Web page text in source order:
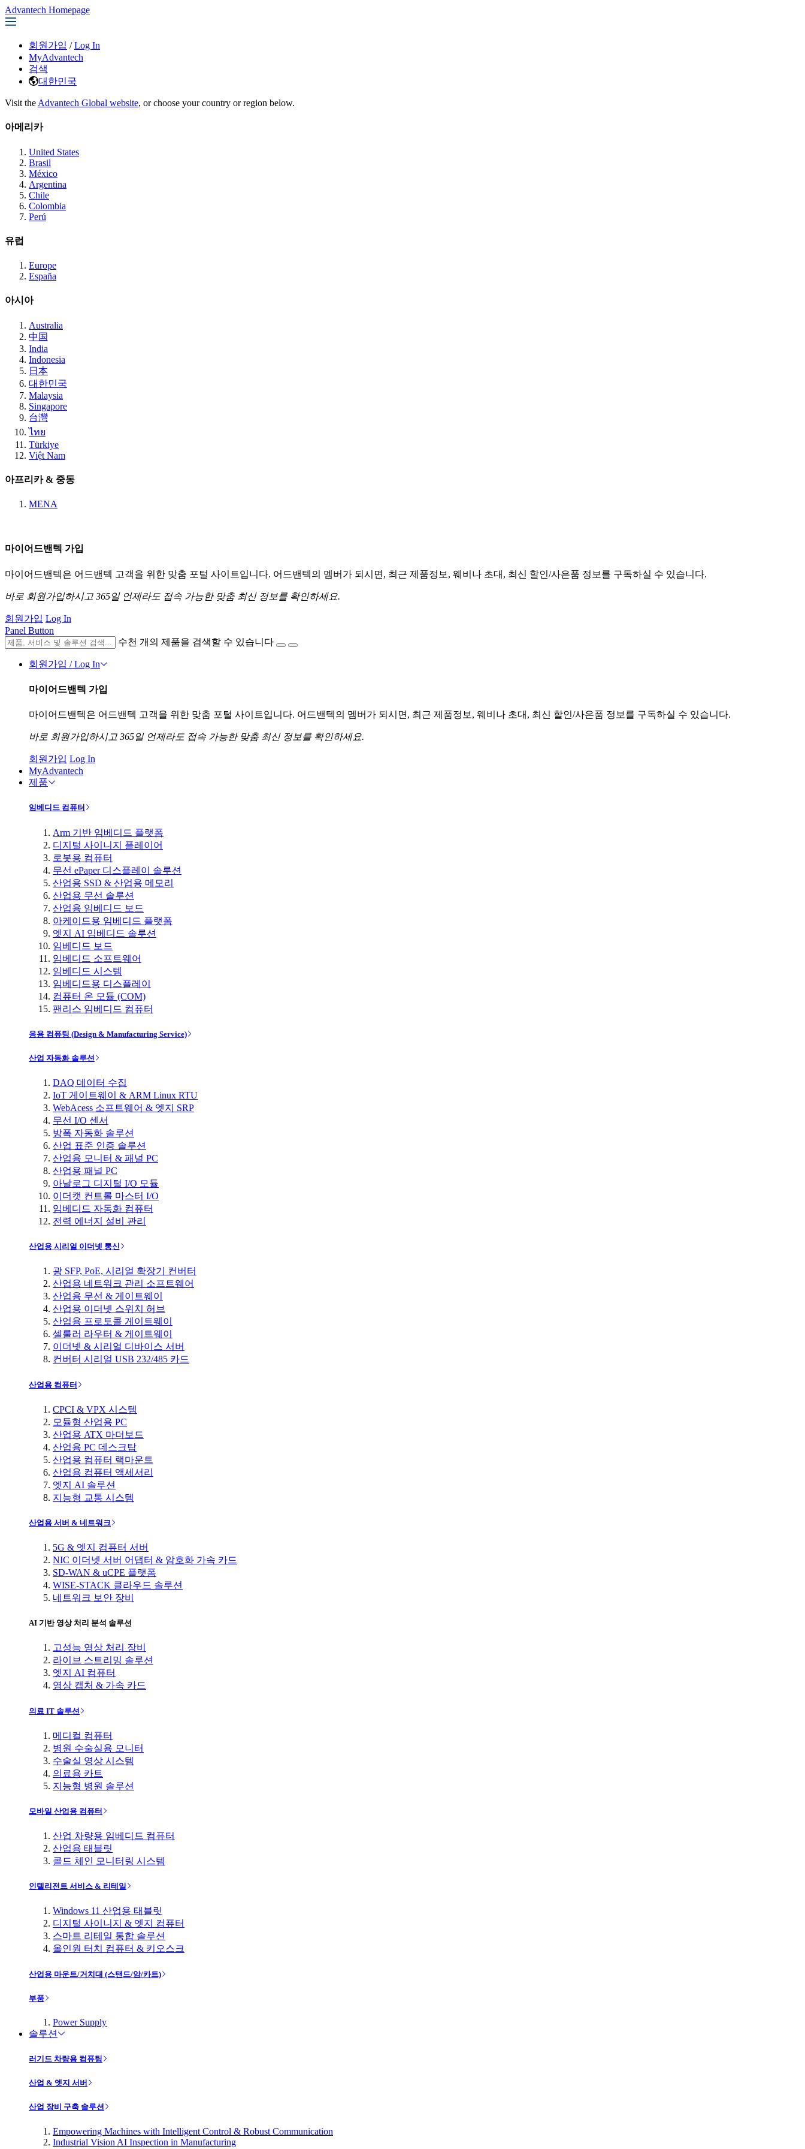
Advantech Homepage
회원가입 / Log In
MyAdvantech
검색
대한민국
Visit the Advantech Global website, or choose your country or region below.
아메리카
United States
Brasil
México
Argentina
Chile
Colombia
Perú
유럽
Europe
España
아시아
Australia
中国
India
Indonesia
日本
대한민국
Malaysia
Singapore
台灣
ไทย
Türkiye
Việt Nam
아프리카 & 중동
MENA
마이어드밴텍 가입
마이어드밴텍은 어드밴텍 고객을 위한 맞춤 포털 사이트입니다. 어드밴텍의 멤버가 되시면, 최근 제품정보, 웨비나 초대, 최신 할인/사은품 정보를 구독하실 수 있습니다.
바로 회원가입하시고 365일 언제라도 접속 가능한 맞춤 최신 정보를 확인하세요.
회원가입 Log In
Panel Button
수천 개의 제품을 검색할 수 있습니다
회원가입 / Log In
마이어드밴텍 가입
마이어드밴텍은 어드밴텍 고객을 위한 맞춤 포털 사이트입니다. 어드밴텍의 멤버가 되시면, 최근 제품정보, 웨비나 초대, 최신 할인/사은품 정보를 구독하실 수 있습니다.
바로 회원가입하시고 365일 언제라도 접속 가능한 맞춤 최신 정보를 확인하세요.
회원가입 Log In
MyAdvantech
제품
임베디드 컴퓨터
Arm 기반 임베디드 플랫폼
디지털 사이니지 플레이어
로봇용 컴퓨터
무선 ePaper 디스플레이 솔루션
산업용 SSD & 산업용 메모리
산업용 무선 솔루션
산업용 임베디드 보드
아케이드용 임베디드 플랫폼
엣지 AI 임베디드 솔루션
임베디드 보드
임베디드 소프트웨어
임베디드 시스템
임베디드용 디스플레이
컴퓨터 온 모듈 (COM)
팬리스 임베디드 컴퓨터
응용 컴퓨팅 (Design & Manufacturing Service)
산업 자동화 솔루션
DAQ 데이터 수집
IoT 게이트웨이 & ARM Linux RTU
WebAcess 소프트웨어 & 엣지 SRP
무선 I/O 센서
방폭 자동화 솔루션
산업 표준 인증 솔루션
산업용 모니터 & 패널 PC
산업용 패널 PC
아날로그 디지털 I/O 모듈
이더캣 컨트롤 마스터 I/O
임베디드 자동화 컴퓨터
전력 에너지 설비 관리
산업용 시리얼 이더넷 통신
광 SFP, PoE, 시리얼 확장기 컨버터
산업용 네트워크 관리 소프트웨어
산업용 무선 & 게이트웨이
산업용 이더넷 스위치 허브
산업용 프로토콜 게이트웨이
셀룰러 라우터 & 게이트웨이
이더넷 & 시리얼 디바이스 서버
컨버터 시리얼 USB 232/485 카드
산업용 컴퓨터
CPCI & VPX 시스템
모듈형 산업용 PC
산업용 ATX 마더보드
산업용 PC 데스크탑
산업용 컴퓨터 랙마운트
산업용 컴퓨터 액세서리
엣지 AI 솔루션
지능형 교통 시스템
산업용 서버 & 네트워크
5G & 엣지 컴퓨터 서버
NIC 이더넷 서버 어댑터 & 암호화 가속 카드
SD-WAN & uCPE 플랫폼
WISE-STACK 클라우드 솔루션
네트워크 보안 장비
AI 기반 영상 처리 분석 솔루션
고성능 영상 처리 장비
라이브 스트리밍 솔루션
엣지 AI 컴퓨터
영상 캡처 & 가속 카드
의료 IT 솔루션
메디컬 컴퓨터
병원 수술실용 모니터
수술실 영상 시스템
의료용 카트
지능형 병원 솔루션
모바일 산업용 컴퓨터
산업 차량용 임베디드 컴퓨터
산업용 태블릿
콜드 체인 모니터링 시스템
인텔리전트 서비스 & 리테일
Windows 11 산업용 태블릿
디지털 사이니지 & 엣지 컴퓨터
스마트 리테일 통합 솔루션
올인원 터치 컴퓨터 & 키오스크
산업용 마운트/거치대 (스탠드/암/카트)
부품
Power Supply
솔루션
러기드 차량용 컴퓨팅
산업 & 엣지 서버
산업 장비 구축 솔루션
Empowering Machines with Intelligent Control & Robust Communication
Industrial Vision AI Inspection in Manufacturing